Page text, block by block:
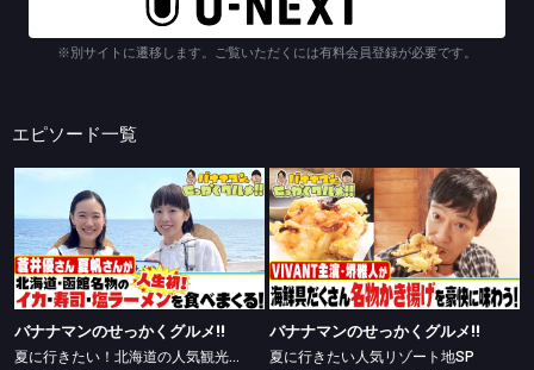
※別サイトに遷移します。ご覧いただくには有料会員登録が必要です。
エピソード一覧
バナナマンのせっかくグルメ!!
夏に行きたい！北海道の人気観光地で食べまくりSP
バナナマンのせっかくグルメ!!
夏に行きたい！北海道の人気観光地で食べまくりSP
バナナマンのせっかくグルメ!!
夏に行きたい人気リゾート地SP
バナナマンのせっかくグルメ!!
夏に行きたい人気リゾート地SP